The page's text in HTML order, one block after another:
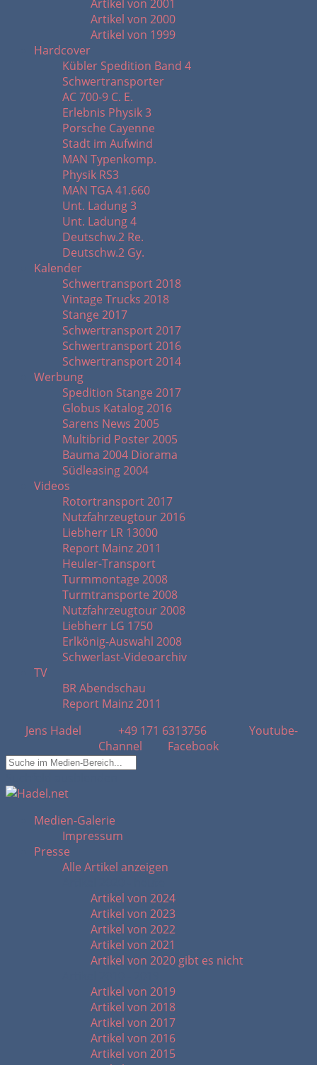
Artikel von 2001
Artikel von 2000
Artikel von 1999
Hardcover
Kübler Spedition Band 4
Schwertransporter
AC 700-9 C. E.
Erlebnis Physik 3
Porsche Cayenne
Stadt im Aufwind
MAN Typenkomp.
Physik RS3
MAN TGA 41.660
Unt. Ladung 3
Unt. Ladung 4
Deutschw.2 Re.
Deutschw.2 Gy.
Kalender
Schwertransport 2018
Vintage Trucks 2018
Stange 2017
Schwertransport 2017
Schwertransport 2016
Schwertransport 2014
Werbung
Spedition Stange 2017
Globus Katalog 2016
Sarens News 2005
Multibrid Poster 2005
Bauma 2004 Diorama
Südleasing 2004
Videos
Rotortransport 2017
Nutzfahrzeugtour 2016
Liebherr LR 13000
Report Mainz 2011
Heuler-Transport
Turmmontage 2008
Turmtransporte 2008
Nutzfahrzeugtour 2008
Liebherr LG 1750
Erlkönig-Auswahl 2008
Schwerlast-Videoarchiv
TV
BR Abendschau
Report Mainz 2011
Jens Hadel
+49 171 6313756
Youtube-
Channel
Facebook
Medien-Galerie
Impressum
Presse
Alle Artikel anzeigen
Artikel von 2024
Artikel von 2023
Artikel von 2022
Artikel von 2021
Artikel von 2020 gibt es nicht
Artikel von 2019
Artikel von 2018
Artikel von 2017
Artikel von 2016
Artikel von 2015